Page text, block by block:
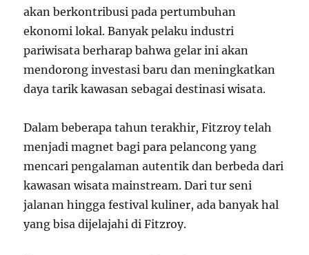
akan berkontribusi pada pertumbuhan
ekonomi lokal. Banyak pelaku industri
pariwisata berharap bahwa gelar ini akan
mendorong investasi baru dan meningkatkan
daya tarik kawasan sebagai destinasi wisata.
Dalam beberapa tahun terakhir, Fitzroy telah
menjadi magnet bagi para pelancong yang
mencari pengalaman autentik dan berbeda dari
kawasan wisata mainstream. Dari tur seni
jalanan hingga festival kuliner, ada banyak hal
yang bisa dijelajahi di Fitzroy.